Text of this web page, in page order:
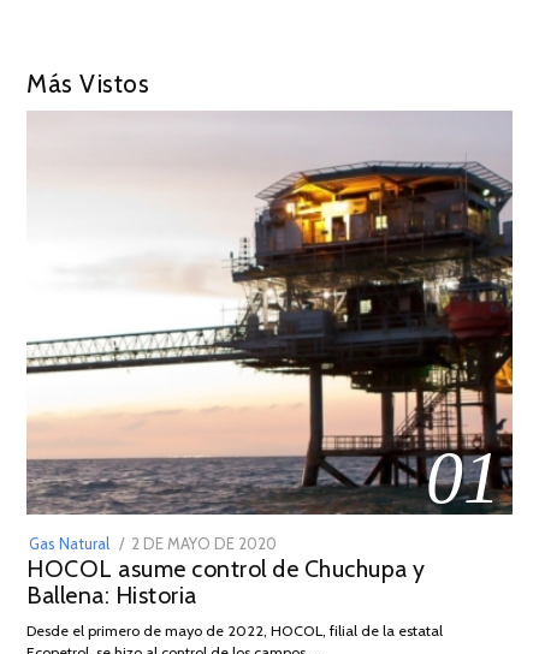
Más Vistos
01
Gas Natural
POSTED
ON
2 DE MAYO DE 2020
DE
2026
HOCOL asume control de Chuchupa y
Ballena: Historia
Desde el primero de mayo de 2022, HOCOL, filial de la estatal